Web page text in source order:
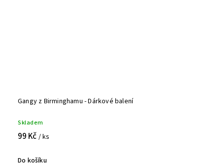
Gangy z Birminghamu - Dárkové balení
Skladem
99 Kč / ks
Do košíku